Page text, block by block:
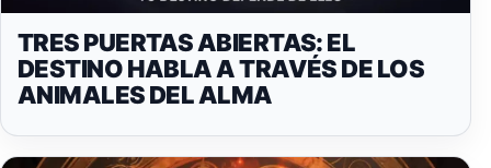
TRES PUERTAS ABIERTAS: EL
DESTINO HABLA A TRAVÉS DE LOS
ANIMALES DEL ALMA